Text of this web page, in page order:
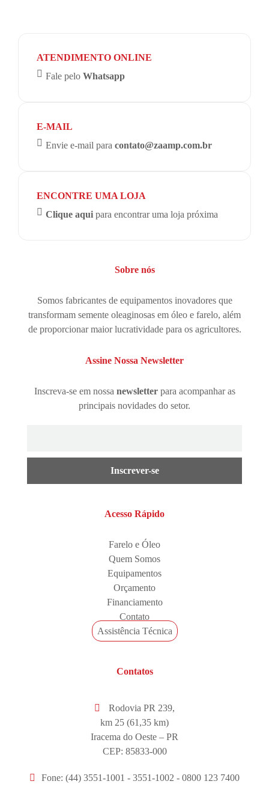
ATENDIMENTO ONLINE
Fale pelo Whatsapp
E-MAIL
Envie e-mail para contato@zaamp.com.br
ENCONTRE UMA LOJA
Clique aquipara encontrar uma loja próxima
Sobre nós
Somos fabricantes de equipamentos inovadores que
transformam semente oleaginosas em óleo e farelo, além
de proporcionar maior lucratividade para os agricultores.
Assine Nossa Newsletter
Inscreva-se em nossa newsletterpara acompanhar as
principais novidades do setor.
Inscrever-se
Acesso Rápido
Farelo e Óleo
Quem Somos
Equipamentos
Orçamento
Financiamento
Contato
Assistência Técnica
Contatos
Rodovia PR 239,
km 25 (61,35 km)
Iracema do Oeste – PR
CEP: 85833-000
Fone: (44) 3551-1001 - 3551-1002 - 0800 123 7400